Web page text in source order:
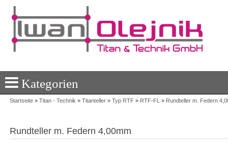
Kategorien
Startseite »Titan - Technik »Titanteller »Typ RTF » RTF-FL » Rundteller m. Federn
Rundteller m. Federn 4,00mm